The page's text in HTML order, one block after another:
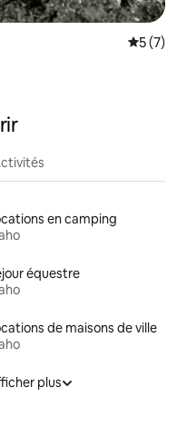
5 (7)
en camping
équestre
de maisons de ville
plus